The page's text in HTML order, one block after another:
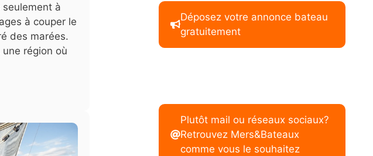
à
à couper le
des marées.
région où
Déposez votre annonce bateau
gratuitement
Plutôt mail ou réseaux sociaux?
Retrouvez Mers&Bateaux
comme vous le souhaitez